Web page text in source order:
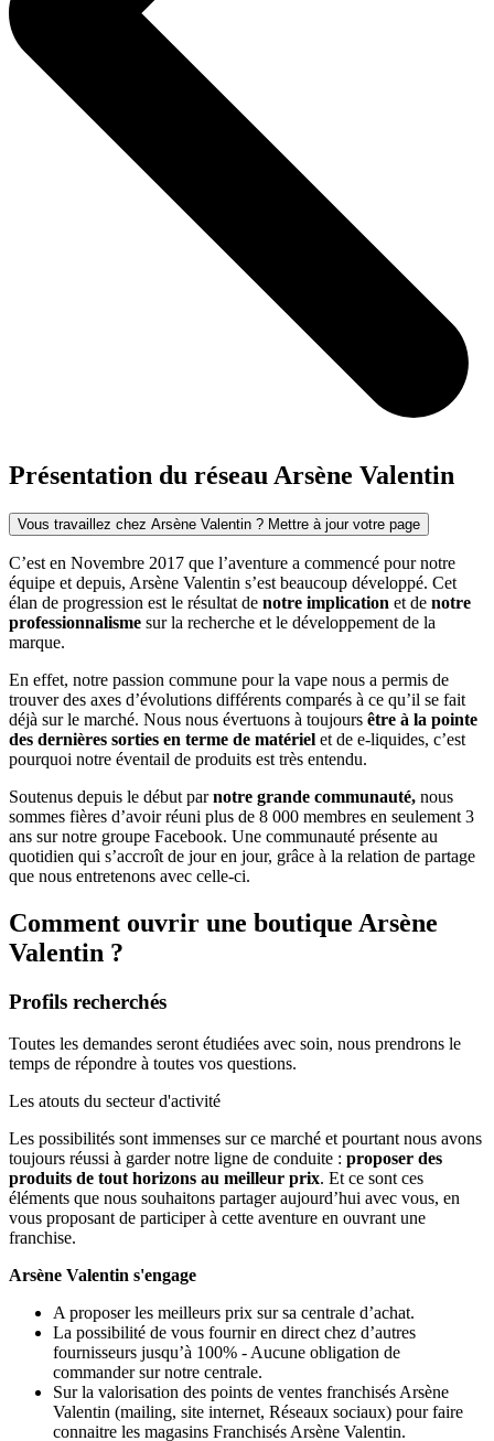
Présentation du réseau Arsène Valentin
Vous travaillez chez Arsène Valentin ? Mettre à jour votre page
C’est en Novembre 2017 que l’aventure a commencé pour notre
équipe et depuis, Arsène Valentin s’est beaucoup développé. Cet
élan de progression est le résultat de notre implication et de notre
professionnalisme sur la recherche et le développement de la
marque.
En effet, notre passion commune pour la vape nous a permis de
trouver des axes d’évolutions différents comparés à ce qu’il se fait
déjà sur le marché. Nous nous évertuons à toujours être à la pointe
des dernières sorties en terme de matériel et de e-liquides, c’est
pourquoi notre éventail de produits est très entendu.
Soutenus depuis le début parnotre grande communauté, nous
sommes fières d’avoir réuni plus de 8 000 membres en seulement 3
ans sur notre groupe Facebook. Une communauté présente au
quotidien qui s’accroît de jour en jour, grâce à la relation de partage
que nous entretenons avec celle-ci.
Comment ouvrir une boutique Arsène
Valentin ?
Profils recherchés
Toutes les demandes seront étudiées avec soin, nous prendrons le
temps de répondre à toutes vos questions.
Les atouts du secteur d'activité
Les possibilités sont immenses sur ce marché et pourtant nous avons
toujours réussi à garder notre ligne de conduite : proposer des
produits de tout horizons au meilleur prix. Et ce sont ces
éléments que nous souhaitons partager aujourd’hui avec vous, en
vous proposant de participer à cette aventure en ouvrant une
franchise.
Arsène Valentin s'engage
A proposer les meilleurs prix sur sa centrale d’achat.
La possibilité de vous fournir en direct chez d’autres
fournisseurs jusqu’à 100% - Aucune obligation de
commander sur notre centrale.
Sur la valorisation des points de ventes franchisés Arsène
Valentin (mailing, site internet, Réseaux sociaux) pour faire
connaitre les magasins Franchisés Arsène Valentin.